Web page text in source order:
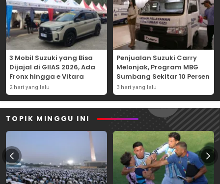
3 Mobil Suzuki yang Bisa
Dijajal di GIIAS 2026, Ada
Fronx hingga e Vitara
2 hari yang lalu
Penjualan Suzuki Carry
Melonjak, Program MBG
Sumbang Sekitar 10 Persen
3 hari yang lalu
TOPIK MINGGU INI